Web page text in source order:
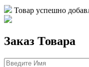
Товар успешно
Заказ Товара